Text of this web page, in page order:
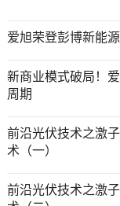
爱旭荣登彭博新能
新商业模式破局！
周期
前沿光伏技术之激
术（一）
前沿光伏技术之激